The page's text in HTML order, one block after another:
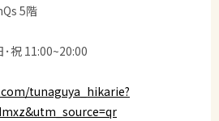
5階
･祝 11:00~20:00
tunaguya_hikarie?